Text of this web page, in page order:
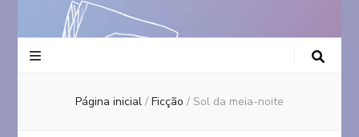
Página inicial / Ficção / Sol da meia-noite